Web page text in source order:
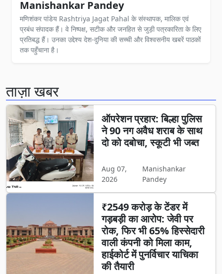
Manishankar Pandey
मणिशंकर पांडेय Rashtriya Jagat Pahal के संस्थापक, मालिक एवं
प्रबंध संपादक हैं। वे निष्पक्ष, सटीक और जनहित से जुड़ी पत्रकारिता के लिए
प्रतिबद्ध हैं। उनका उद्देश्य देश-दुनिया की सच्ची और विश्वसनीय खबरें पाठकों
तक पहुँचाना है।
ताज़ा खबर
ऑपरेशन प्रहार: बिल्हा पुलिस
ने 90 नग अवैध शराब के साथ
दो को दबोचा, स्कूटी भी जब्त
Aug 07,
2026
Manishankar
Pandey
₹2549 करोड़ के टेंडर में
गड़बड़ी का आरोप: जेवी पर
रोक, फिर भी 65% हिस्सेदारी
वाली कंपनी को मिला काम,
हाईकोर्ट में पुनर्विचार याचिका
की तैयारी